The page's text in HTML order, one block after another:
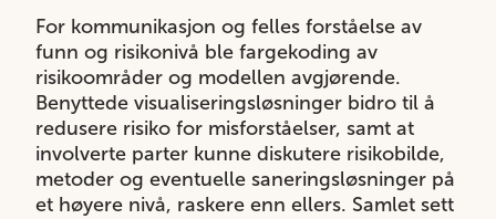
For kommunikasjon og felles forståelse av
funn og risikonivå ble fargekoding av
risikoområder og modellen avgjørende.
Benyttede visualiseringsløsninger bidro til å
redusere risiko for misforståelser, samt at
involverte parter kunne diskutere risikobilde,
metoder og eventuelle saneringsløsninger på
et høyere nivå, raskere enn ellers. Samlet sett